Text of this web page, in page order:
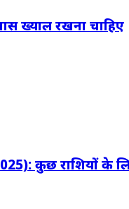
ख्याल रखना चाहिए
कुछ राशियों के